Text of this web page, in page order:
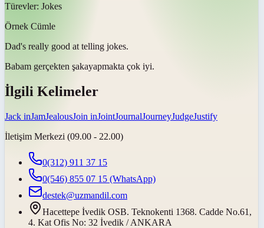
Türevler: Jokes
Örnek Cümle
Dad's really good at telling jokes.
Babam gerçekten şakayapmakta çok iyi.
İlgili Kelimeler
Jack inJamJealousJoin inJointJournalJourneyJudgeJustify
İletişim Merkezi (09.00 - 22.00)
0(312) 911 37 15
0(546) 855 07 15 (WhatsApp)
destek@uzmandil.com
Hacettepe İvedik OSB. Teknokenti 1368. Cadde No.61,
4. Kat Ofis No: 32 İvedik / ANKARA